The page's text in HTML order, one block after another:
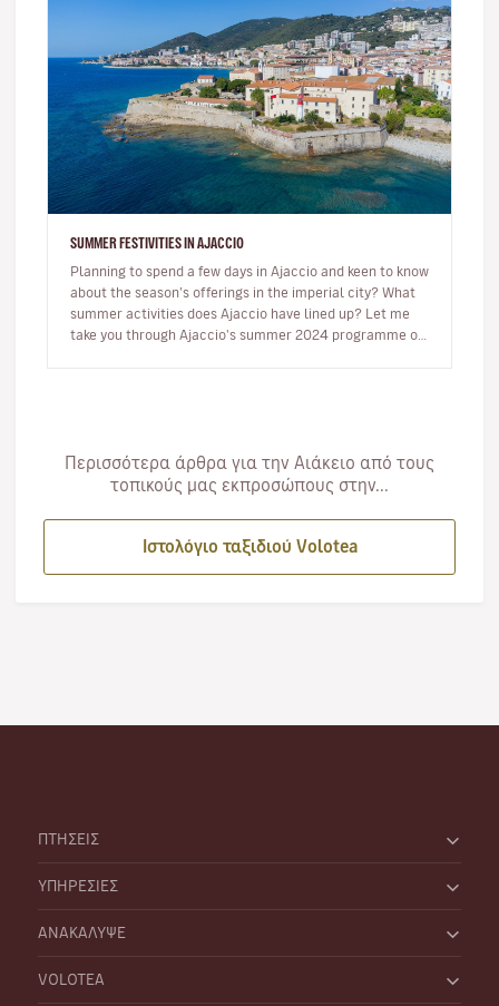
SUMMER FESTIVITIES IN AJACCIO
Planning to spend a few days in Ajaccio and keen to know
about the season’s offerings in the imperial city? What
summer activities does Ajaccio have lined up? Let me
take you through Ajaccio's summer 2024 programme of
Περισσότερα άρθρα για την Αιάκειο από τους
τοπικούς μας εκπροσώπους στην...
Ιστολόγιο ταξιδιού Volotea
ΠΤΗΣΕΙΣ
ΥΠΗΡΕΣΙΕΣ
ΑΝΑΚΑΛΥΨΕ
VOLOTEA